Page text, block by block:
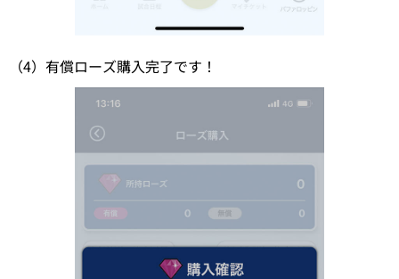
（4）有償ローズ購入完了です！